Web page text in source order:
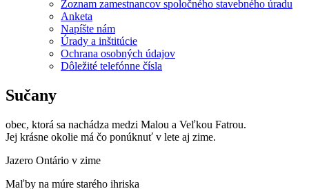
Zoznam zamestnancov spoločného stavebného úradu
Anketa
Napíšte nám
Úrady a inštitúcie
Ochrana osobných údajov
Dôležité telefónne čísla
Sučany
obec, ktorá sa nachádza medzi Malou a Veľkou Fatrou.
Jej krásne okolie má čo ponúknuť v lete aj zime.
Jazero Ontário v zime
Maľby na múre starého ihriska